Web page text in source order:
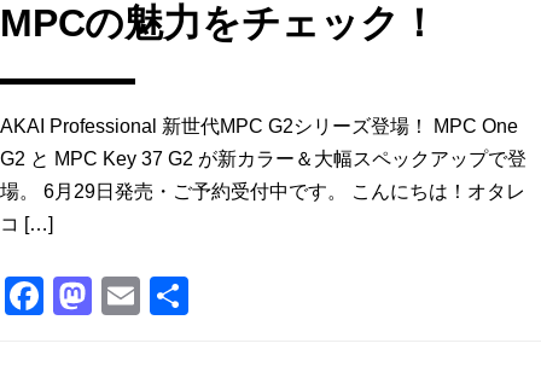
MPCの魅力をチェック！
AKAI Professional 新世代MPC G2シリーズ登場！ MPC One
G2 と MPC Key 37 G2 が新カラー＆大幅スペックアップで登
場。 6月29日発売・ご予約受付中です。 こんにちは！オタレ
コ […]
F M E